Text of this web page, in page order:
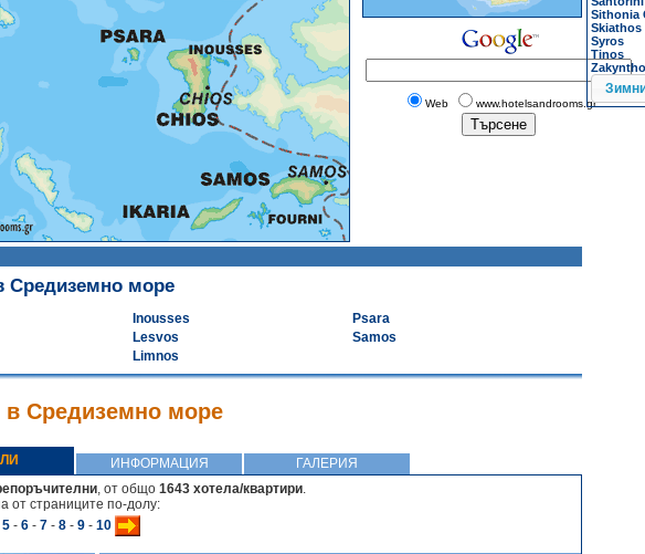
Web www.hotelsandrooms.gr
Средиземно море
Inousses
Lesvos
Limnos
Psara
Samos
в Средиземно море
ИНФОРМАЦИЯ
ГАЛЕРИЯ
, от общо 1643 хотела/квартири.
от страниците по-долу:
5 - 6 - 7 - 8 - 9 - 10
Sithonia
Skiathos
Syros
Tinos